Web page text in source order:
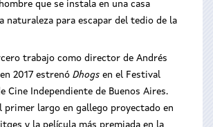
que se instala en una casa
naturaleza para escapar del tedio de la
trabajo como director de Andrés
2017 estrenó Dhogs en el Festival
Cine Independiente de Buenos Aires.
primer largo en gallego proyectado en
y la película más premiada en la